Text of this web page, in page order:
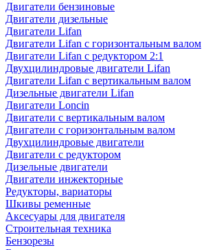
Двигатели бензиновые
Двигатели дизельные
Двигатели Lifan
Двигатели Lifan с горизонтальным валом
Двигатели Lifan с редуктором 2:1
Двухцилиндровые двигатели Lifan
Двигатели Lifan с вертикальным валом
Дизельные двигатели Lifan
Двигатели Loncin
Двигатели с вертикальным валом
Двигатели с горизонтальным валом
Двухцилиндровые двигатели
Двигатели с редуктором
Дизельные двигатели
Двигатели инжекторные
Редукторы, вариаторы
Шкивы ременные
Аксесуары для двигателя
Строительная техника
Бензорезы